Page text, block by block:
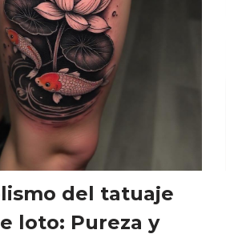
del tatuaje
loto: Pureza y